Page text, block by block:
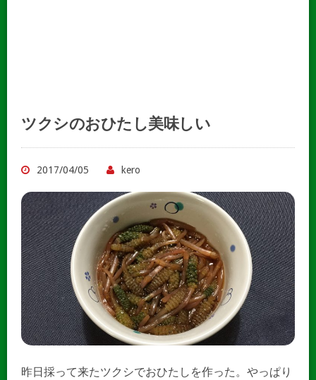
ツクシのおひたし美味しい
2017/04/05 kero
昨日採って来たツクシでおひたしを作った。やっぱり